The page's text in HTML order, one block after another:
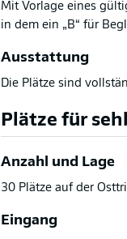
Mit Vorlage eines
in dem ein „B“ für
Ausstattung
Die Plätze sind
Plätze für
Anzahl und Lage
30 Plätze auf der
Eingang